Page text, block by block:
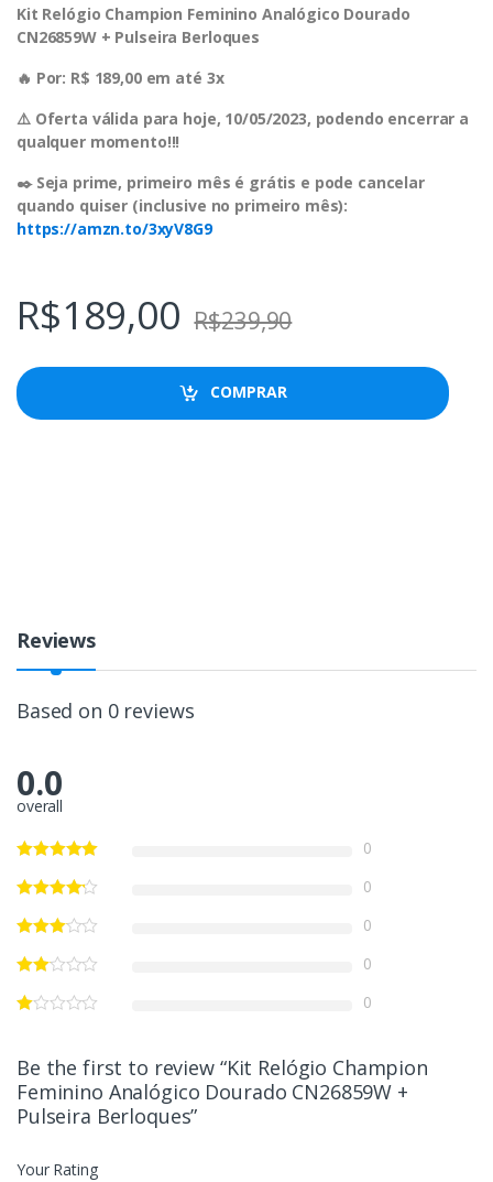
Kit Relógio Champion Feminino Analógico Dourado
CN26859W + Pulseira Berloques
🔥 Por: R$ 189,00 em até 3x
⚠️ Oferta válida para hoje, 10/05/2023, podendo encerrar a
qualquer momento!!!
✒️ Seja prime, primeiro mês é grátis e pode cancelar
quando quiser (inclusive no primeiro mês):
https://amzn.to/3xyV8G9
R$189,00 R$239,90
COMPRAR
Reviews
Based on 0 reviews
0.0
overall
0
0
0
0
0
Be the first to review “Kit Relógio Champion
Feminino Analógico Dourado CN26859W +
Pulseira Berloques”
Your Rating